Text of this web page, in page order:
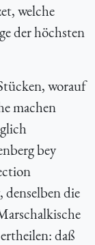
welche
der höchsten
worauf
machen
bey
die
daß